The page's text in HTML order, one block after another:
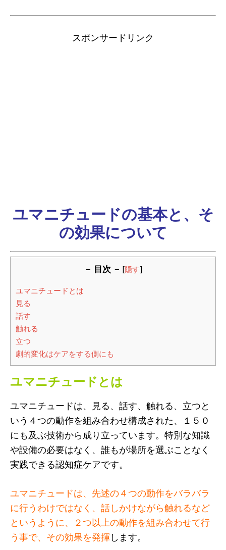
スポンサードリンク
ユマニチュードの基本と、そ
の効果について
－ 目次 － [隠す]
ユマニチュードとは
見る
話す
触れる
立つ
劇的変化はケアをする側にも
ユマニチュードとは
ユマニチュードは、見る、話す、触れる、立つと
いう４つの動作を組み合わせ構成された、１５０
にも及ぶ技術から成り立っています。特別な知識
や設備の必要はなく、誰もが場所を選ぶことなく
実践できる認知症ケアです。
ユマニチュードは、先述の４つの動作をバラバラ
に行うわけではなく、話しかけながら触れるなど
というように、２つ以上の動作を組み合わせて行
う事で、その効果を発揮します。